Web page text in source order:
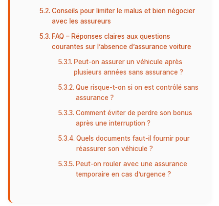
Conseils pour limiter le malus et bien négocier
avec les assureurs
FAQ – Réponses claires aux questions
courantes sur l’absence d’assurance voiture
Peut-on assurer un véhicule après
plusieurs années sans assurance ?
Que risque-t-on si on est contrôlé sans
assurance ?
Comment éviter de perdre son bonus
après une interruption ?
Quels documents faut-il fournir pour
réassurer son véhicule ?
Peut-on rouler avec une assurance
temporaire en cas d’urgence ?